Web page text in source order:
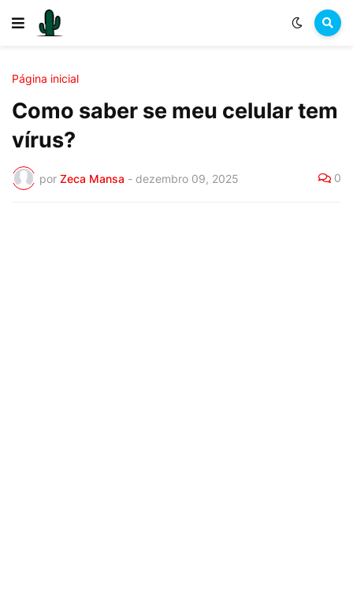
Página inicial
Como saber se meu celular tem
vírus?
por Zeca Mansa - dezembro 09, 2025 0